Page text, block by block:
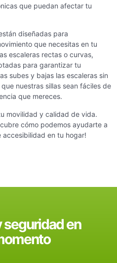
que puedan afectar tu
diseñadas para
que necesitas en tu
escaleras rectas o curvas,
para garantizar tu
subes y bajas las escaleras sin
nuestras sillas sean fáciles de
que mereces.
movilidad y calidad de vida.
cómo podemos ayudarte a
en tu hogar!
seguridad en